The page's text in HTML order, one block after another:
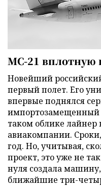
МС-21 вплотную
Новейший
первый полет. Его
впервые поднялся
импортозамещенный
таком облике лайнер
авиакомпании.
год. Но, учитывая,
проект, это уже не
нуля создала
ближайшие три-